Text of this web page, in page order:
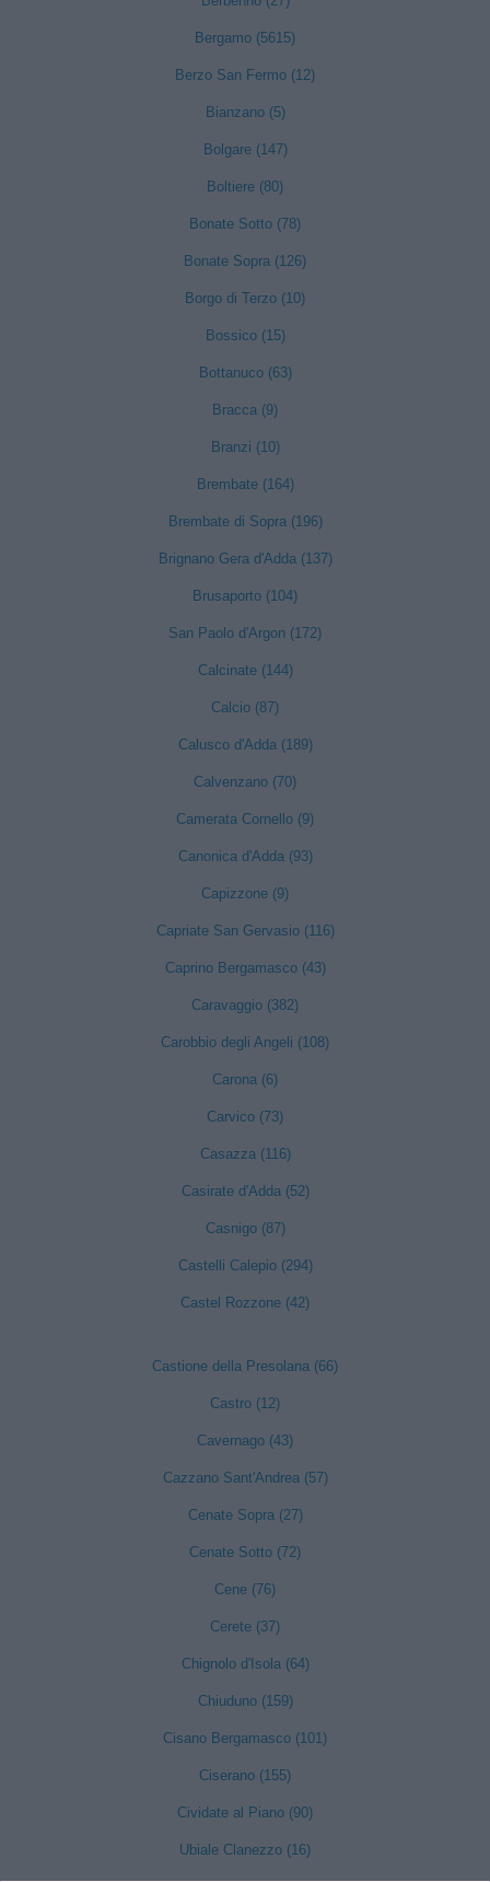
Bergamo (5615)
Berzo San Fermo (12)
Bianzano (5)
Bolgare (147)
Boltiere (80)
Bonate Sotto (78)
Bonate Sopra (126)
Borgo di Terzo (10)
Bossico (15)
Bottanuco (63)
Bracca (9)
Branzi (10)
Brembate (164)
Brembate di Sopra (196)
Brignano Gera d'Adda (137)
Brusaporto (104)
San Paolo d'Argon (172)
Calcinate (144)
Calcio (87)
Calusco d'Adda (189)
Calvenzano (70)
Camerata Cornello (9)
Canonica d'Adda (93)
Capizzone (9)
Capriate San Gervasio (116)
Caprino Bergamasco (43)
Caravaggio (382)
Carobbio degli Angeli (108)
Carona (6)
Carvico (73)
Casazza (116)
Casirate d'Adda (52)
Casnigo (87)
Castelli Calepio (294)
Castel Rozzone (42)
Castione della Presolana (66)
Castro (12)
Cavernago (43)
Cazzano Sant'Andrea (57)
Cenate Sopra (27)
Cenate Sotto (72)
Cene (76)
Cerete (37)
Chignolo d'Isola (64)
Chiuduno (159)
Cisano Bergamasco (101)
Ciserano (155)
Cividate al Piano (90)
Ubiale Clanezzo (16)